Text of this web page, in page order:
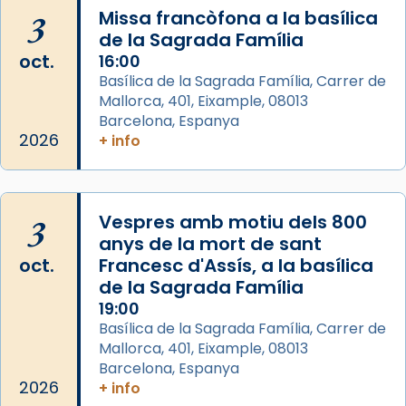
Share
Arquebisbat de Barcelona
2 weeks ago
Jaume, fill de Zebedeu, és juntament amb el
seu germà Joan i Pere un dels que
acompanyava més de prop Jesús.
Herodes Agripa (vers l'any 44).
Patró de Galícia, després de les invasions
musulmanes fou venerat com a patró dels
Regnes castellans i més tard de tota
El seu sepulcre a Compostela fou un gran
centre de peregrinacions medievals de tot
3
oct.
2026
Missa francòfona a la basílica
de la Sagrada Família
16:00
Basílica de la Sagrada Família, Carrer de
Mallorca, 401, Eixample, 08013
Barcelona, Espanya
+ info
3
oct.
2026
Vespres amb motiu dels 800
anys de la mort de sant
Francesc d'Assís, a la basílica
de la Sagrada Família
19:00
Basílica de la Sagrada Família, Carrer de
Mallorca, 401, Eixample, 08013
Barcelona, Espanya
+ info